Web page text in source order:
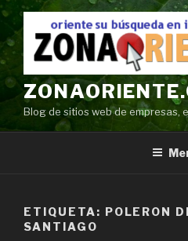
Ir
contenido
Blog de sitios web de empresas,
ETIQUETA: POLERON
SANTIAGO